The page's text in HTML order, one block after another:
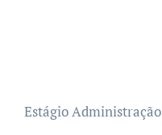
Estágio Administração